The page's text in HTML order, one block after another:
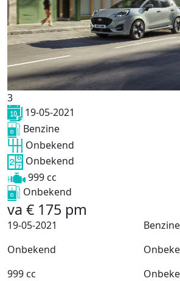
3
19-05-2021
Benzine
Onbekend
Onbekend
999 cc
Onbekend
va € 175 pm
19-05-2021
Benzine
Onbekend
999 cc